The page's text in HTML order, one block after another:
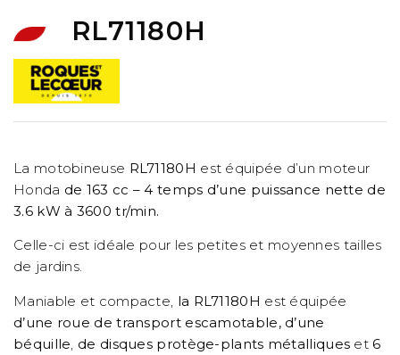
RL71180H
La motobineuse RL71180H est équipée d’un moteur
Honda de 163 cc – 4 temps d’une puissance nette de
3.6 kW à 3600 tr/min.
Celle-ci est idéale pour les petites et moyennes tailles
de jardins.
Maniable et compacte, la RL71180H est équipée
d’une roue de transport escamotable, d’une
béquille de disques protège-plants métalliques et6